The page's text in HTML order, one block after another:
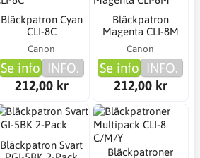
Bläckpatron Cyan
CLI-8C
Canon
Se info INFO.
212,00 kr
Bläckpatron
Magenta CLI-8M
Canon
Se info INFO.
212,00 kr
Bläckpatron Svart
Bläckpatroner